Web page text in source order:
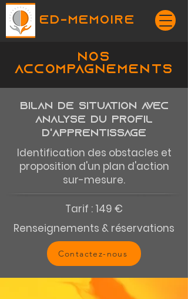
ED-MEMOIRE
NOS
accompagnements
Bilan de situation avec
analyse du profil
d'apprentissage
Identification des obstacles et
proposition d'un plan d'action
sur-mesure.
Tarif : 149 €
Renseignements & réservations
Contactez-nous